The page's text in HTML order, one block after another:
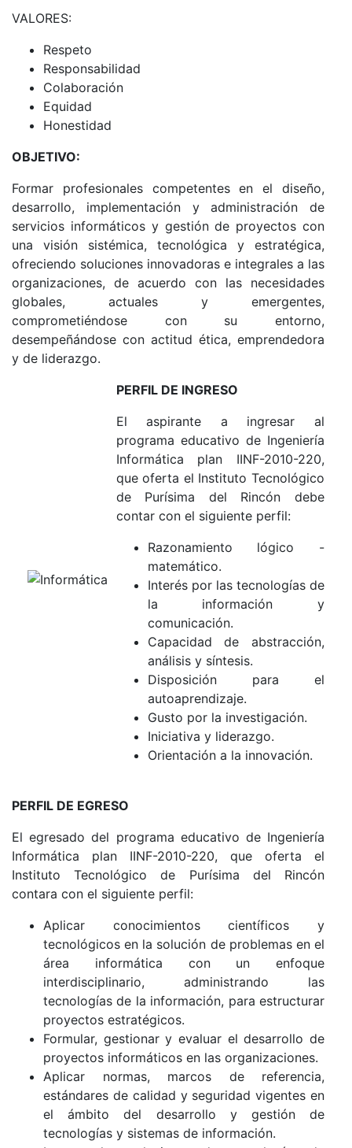
VALORES:
Respeto
Responsabilidad
Colaboración
Equidad
Honestidad
OBJETIVO:
Formar profesionales competentes en el diseño,
desarrollo, implementación y administración de
servicios informáticos y gestión de proyectos con
una visión sistémica, tecnológica y estratégica,
ofreciendo soluciones innovadoras e integrales a las
organizaciones, de acuerdo con las necesidades
globales, actuales y emergentes,
comprometiéndose con su entorno,
desempeñándose con actitud ética, emprendedora
y de liderazgo.
PERFIL DE INGRESO
El aspirante a ingresar al
programa educativo de Ingeniería
Informática plan IINF-2010-220,
que oferta el Instituto Tecnológico
de Purísima del Rincón debe
contar con el siguiente perfil:
Razonamiento lógico -
matemático.
Interés por las tecnologías de
la información y
comunicación.
Capacidad de abstracción,
análisis y síntesis.
Disposición para el
autoaprendizaje.
Gusto por la investigación.
Iniciativa y liderazgo.
Orientación a la innovación.
PERFIL DE EGRESO
El egresado del programa educativo de Ingeniería
Informática plan IINF-2010-220, que oferta el
Instituto Tecnológico de Purísima del Rincón
contara con el siguiente perfil:
Aplicar conocimientos científicos y
tecnológicos en la solución de problemas en el
área informática con un enfoque
interdisciplinario, administrando las
tecnologías de la información, para estructurar
proyectos estratégicos.
Formular, gestionar y evaluar el desarrollo de
proyectos informáticos en las organizaciones.
Aplicar normas, marcos de referencia,
estándares de calidad y seguridad vigentes en
el ámbito del desarrollo y gestión de
tecnologías y sistemas de información.